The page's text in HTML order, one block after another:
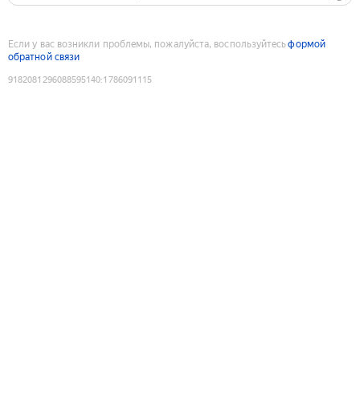
Если у вас возникли проблемы, пожалуйста, воспользуйтесьформой
обратной связи
9182081296088595140:1786091115